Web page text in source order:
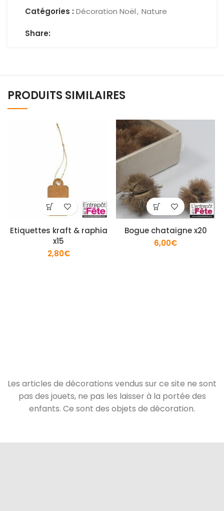
Catégories : Décoration Noël, Nature
Share:
PRODUITS SIMILAIRES
Etiquettes kraft & raphia
x15
2,80€
Bogue chataigne x20
6,00€
Les articles de décorations vendus sur ce site ne sont
pas des jouets, ne pas les laisser à la portée des
enfants. Ce sont des objets de décoration.